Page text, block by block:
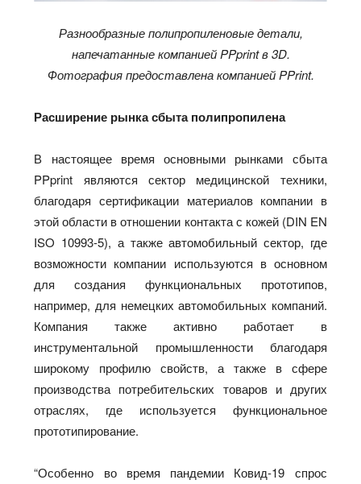
Разнообразные полипропиленовые детали,
напечатанные компанией PPprint в 3D.
Фотография предоставлена компанией PPrint.
Расширение рынка сбыта полипропилена
В настоящее время основными рынками сбыта
PPprint являются сектор медицинской техники,
благодаря сертификации материалов компании в
этой области в отношении контакта с кожей (DIN EN
ISO 10993-5), а также автомобильный сектор, где
возможности компании используются в основном
для создания функциональных прототипов,
например, для немецких автомобильных компаний.
Компания также активно работает в
инструментальной промышленности благодаря
широкому профилю свойств, а также в сфере
производства потребительских товаров и других
отраслях, где используется функциональное
прототипирование.
“Особенно во время пандемии Ковид-19 спрос